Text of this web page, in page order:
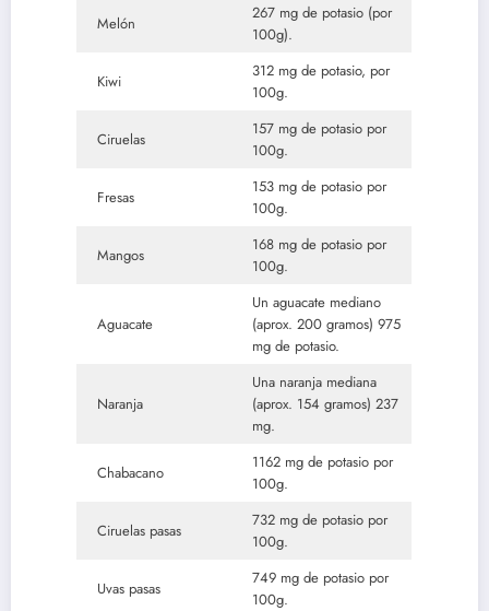
Melón
267 mg de potasio (por
100g).
Kiwi
312 mg de potasio, por
100g.
Ciruelas
157 mg de potasio por
100g.
Fresas
153 mg de potasio por
100g.
Mangos
168 mg de potasio por
100g.
Aguacate
Un aguacate mediano
(aprox. 200 gramos) 975
mg de potasio.
Naranja
Una naranja mediana
(aprox. 154 gramos) 237
mg.
Chabacano
1162 mg de potasio por
100g.
Ciruelas pasas
732 mg de potasio por
100g.
Uvas pasas
749 mg de potasio por
100g.